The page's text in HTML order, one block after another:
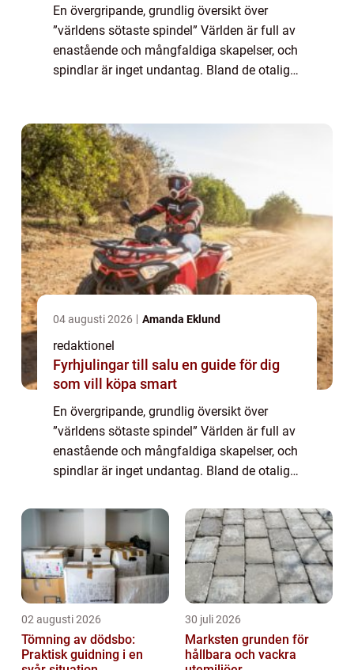
En övergripande, grundlig översikt över
”världens sötaste spindel” Världen är full av
enastående och mångfaldiga skapelser, och
spindlar är inget undantag. Bland de otaliga
04 augusti 2026 Amanda Eklund
redaktionel
Fyrhjulingar till salu en guide för dig
som vill köpa smart
En övergripande, grundlig översikt över
”världens sötaste spindel” Världen är full av
enastående och mångfaldiga skapelser, och
spindlar är inget undantag. Bland de otaliga
har en särskilt söt ch...
02 augusti 2026
Tömning av dödsbo:
Praktisk guidning i en
30 juli 2026
Marksten grunden för
hållbara och vackra